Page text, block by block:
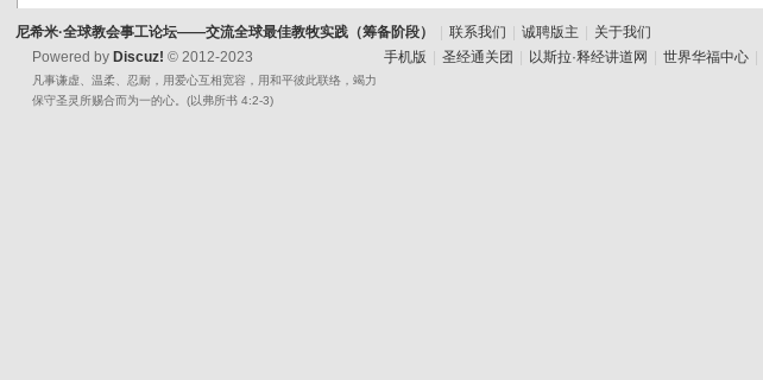
论
坛
—
尼希米·全球教会事工论坛——交流全球最佳教牧实践（筹备阶段） 联系我们 诚聘版主
关于我们
手机版
圣经通关团 以斯拉·释经讲道网 世界华福中心
Powered by Discuz! © 2012-2023
凡事谦虚、温柔、忍耐，用爱心互相宽容，用和平彼此联络，竭力
保守圣灵所赐合而为一的心。(以弗所书 4:2-3)